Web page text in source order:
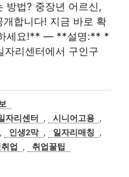
방법? 중장년 어르신,
합니다! 지금 바로 확
하세요!** — **설명:** *
리센터에서 구인구
자리센터 , 시니어고용 ,
, 인생2막 , 일자리매칭
,
업 , 취업꿀팁